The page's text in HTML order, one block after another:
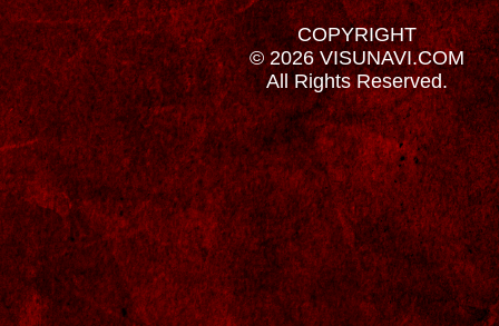
COPYRIGHT
© 2026 VISUNAVI.COM
All Rights Reserved.